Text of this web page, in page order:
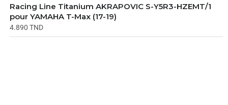
Racing Line Titanium AKRAPOVIC S-Y5R3-HZEMT/1
pour YAMAHA T-Max (17-19)
4.890 TND